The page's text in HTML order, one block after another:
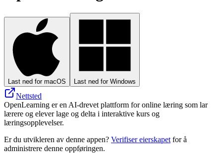
Last ned for macOS Last ned for Windows
Nettsted
OpenLearning er en AI-drevet plattform for online læring som lar
lærere og elever lage og delta i interaktive kurs og
læringsopplevelser.
Er du utvikleren av denne appen? Verifiser eierskapet for å
administrere denne oppføringen.